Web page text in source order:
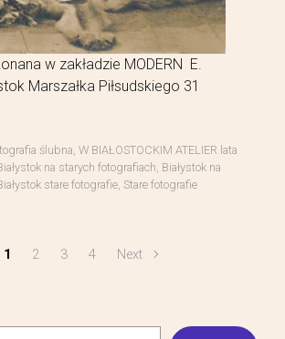
w zakładzie MODERN E.
Marszałka Piłsudskiego 31
ślubna W BIAŁOSTOCKIM ATELIER lata
na starych fotografiach Białystok na
stare fotografie Stare fotografie
1 2 3 4 Next